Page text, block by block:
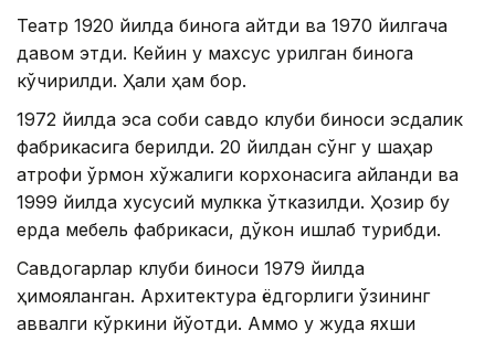
Театр 1920 йилда бинога қайтди ва 1970 йилгача
давом этди. Кейин у махсус қурилган бинога
кўчирилди. Ҳали ҳам бор.
1972 йилда эса собиқ савдо клуби биноси эсдалик
фабрикасига берилди. 20 йилдан сўнг у шаҳар
атрофи ўрмон хўжалиги корхонасига айланди ва
1999 йилда хусусий мулкка ўтказилди. Ҳозир бу
ерда мебель фабрикаси, дўкон ишлаб турибди.
Савдогарлар клуби биноси 1979 йилда
ҳимояланган. Архитектура ёдгорлиги ўзининг
аввалги кўркини йўқотди. Аммо у жуда яхши